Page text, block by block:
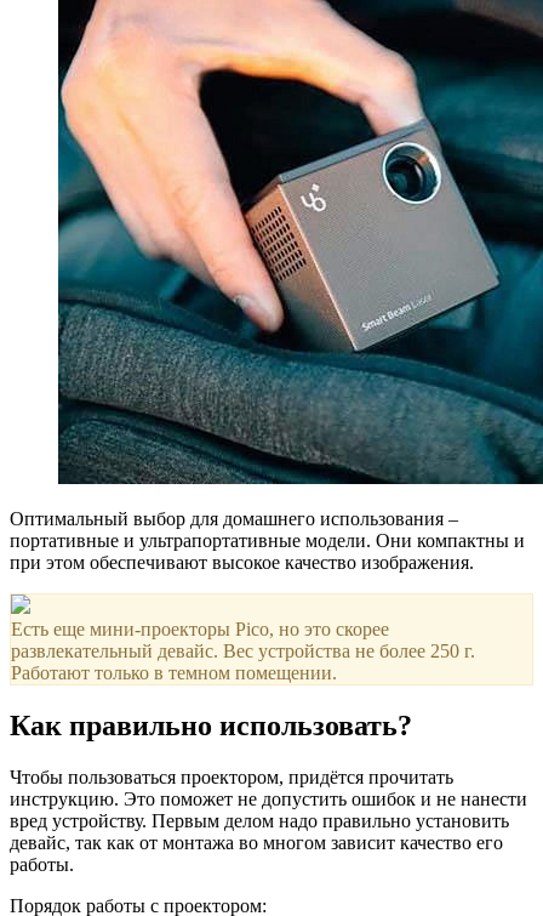
Оптимальный выбор для домашнего использования –
портативные и ультрапортативные модели. Они компактны и
при этом обеспечивают высокое качество изображения.
Есть еще мини-проекторы Pico, но это скорее
развлекательный девайс. Вес устройства не более 250 г.
Работают только в темном помещении.
Как правильно использовать?
Чтобы пользоваться проектором, придётся прочитать
инструкцию. Это поможет не допустить ошибок и не нанести
вред устройству. Первым делом надо правильно установить
девайс, так как от монтажа во многом зависит качество его
работы.
Порядок работы с проектором: